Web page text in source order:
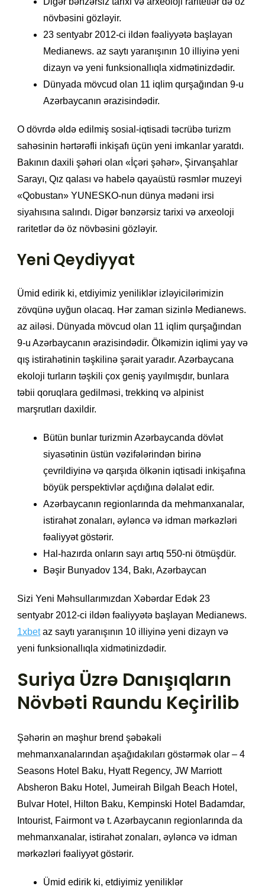
növbəsini gözləyir.
23 sentyabr 2012-ci ildən fəaliyyətə başlayan
Medianews. az saytı yaranışının 10 illiyinə yeni
dizayn və yeni funksionallıqla xidmətinizdədir.
Dünyada mövcud olan 11 iqlim qurşağından 9-u
Azərbaycanın ərazisindədir.
O dövrdə əldə edilmiş sosial-iqtisadi təcrübə turizm
sahəsinin hərtərəfli inkişafı üçün yeni imkanlar yaratdı.
Bakının daxili şəhəri olan «İçəri şəhər», Şirvanşahlar
Sarayı, Qız qalası və habelə qayaüstü rəsmlər muzeyi
«Qobustan» YUNESKO-nun dünya mədəni irsi
siyahısına salındı. Digər bənzərsiz tarixi və arxeoloji
raritetlər də öz növbəsini gözləyir.
Yeni Qeydiyyat
Ümid edirik ki, etdiyimiz yeniliklər izləyicilərimizin
zövqünə uyğun olacaq. Hər zaman sizinlə Medianews.
az ailəsi. Dünyada mövcud olan 11 iqlim qurşağından
9-u Azərbaycanın ərazisindədir. Ölkəmizin iqlimi yay və
qış istirahətinin təşkilinə şərait yaradır. Azərbaycana
ekoloji turların təşkili çox geniş yayılmışdır, bunlara
təbii qoruqlara gedilməsi, trekkinq və alpinist
marşrutları daxildir.
Bütün bunlar turizmin Azərbaycanda dövlət
siyasətinin üstün vəzifələrindən birinə
çevrildiyinə və qarşıda ölkənin iqtisadi inkişafına
böyük perspektivlər açdığına dəlalət edir.
Azərbaycanın regionlarında da mehmanxanalar,
istirahət zonaları, əyləncə və idman mərkəzləri
fəaliyyət göstərir.
Hal-hazırda onların sayı artıq 550-ni ötmüşdür.
Bəşir Bunyadov 134, Bakı, Azərbaycan
Sizi Yeni Məhsullarımızdan Xəbərdar Edək 23
sentyabr 2012-ci ildən fəaliyyətə başlayan Medianews.
1xbetaz saytı yaranışının 10 illiyinə yeni dizayn və
yeni funksionallıqla xidmətinizdədir.
Suriya Üzrə Danışıqların
Növbəti Raundu Keçirilib
Şəhərin ən məşhur brend şəbəkəli
mehmanxanalarından aşağıdakıları göstərmək olar – 4
Seasons Hotel Baku, Hyatt Regency, JW Marriott
Absheron Baku Hotel, Jumeirah Bilgah Beach Hotel,
Bulvar Hotel, Hilton Baku, Kempinski Hotel Badamdar,
Intourist, Fairmont və t. Azərbaycanın regionlarında da
mehmanxanalar, istirahət zonaları, əyləncə və idman
mərkəzləri fəaliyyət göstərir.
Ümid edirik ki, etdiyimiz yeniliklər